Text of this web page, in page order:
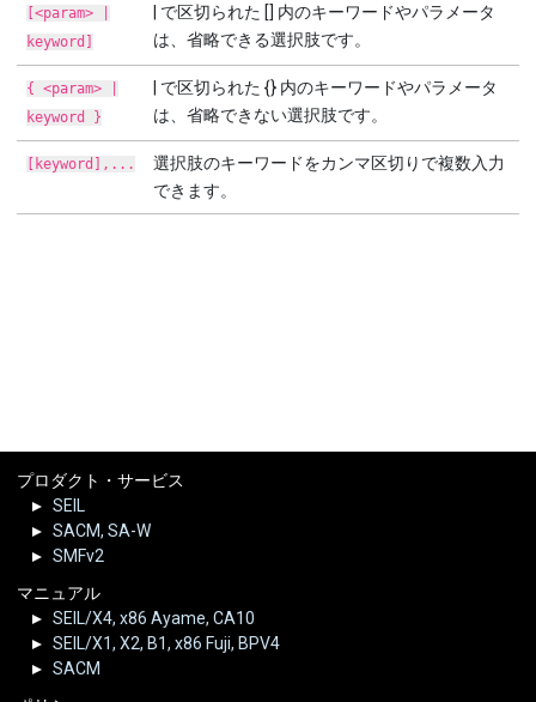
[<param> |
keyword]
| で区切られた [] 内のキーワードやパラメータ
は、省略できる選択肢です。
{ <param> |
keyword }
| で区切られた {} 内のキーワードやパラメータ
は、省略できない選択肢です。
[keyword],...
選択肢のキーワードをカンマ区切りで複数入力
できます。
プロダクト・サービス
SEIL
SACM, SA-W
SMFv2
マニュアル
SEIL/X4, x86 Ayame, CA10
SEIL/X1, X2, B1, x86 Fuji, BPV4
SACM